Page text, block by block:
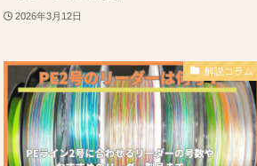
2026年3月12日
解説コラム